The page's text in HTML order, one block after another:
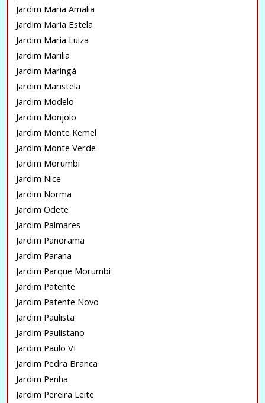
Jardim Maria Amalia
Jardim Maria Estela
Jardim Maria Luiza
Jardim Marilia
Jardim Maringá
Jardim Maristela
Jardim Modelo
Jardim Monjolo
Jardim Monte Kemel
Jardim Monte Verde
Jardim Morumbi
Jardim Nice
Jardim Norma
Jardim Odete
Jardim Palmares
Jardim Panorama
Jardim Parana
Jardim Parque Morumbi
Jardim Patente
Jardim Patente Novo
Jardim Paulista
Jardim Paulistano
Jardim Paulo VI
Jardim Pedra Branca
Jardim Penha
Jardim Pereira Leite